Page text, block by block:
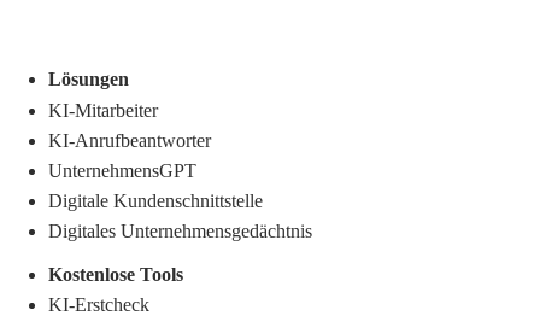
Lösungen
KI-Mitarbeiter
KI-Anrufbeantworter
UnternehmensGPT
Digitale Kundenschnittstelle
Digitales Unternehmensgedächtnis
Kostenlose Tools
KI-Erstcheck